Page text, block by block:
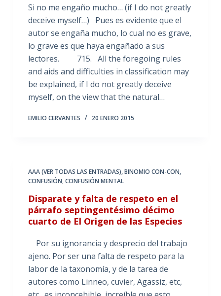
Si no me engaño mucho… (if I do not greatly
deceive myself…) Pues es evidente que el
autor se engaña mucho, lo cual no es grave,
lo grave es que haya engañado a sus
lectores. 715. All the foregoing rules
and aids and difficulties in classification may
be explained, if I do not greatly deceive
myself, on the view that the natural…
EMILIO CERVANTES 20 ENERO 2015
AAA (VER TODAS LAS ENTRADAS),BINOMIO CON-CON,
CONFUSIÓN,CONFUSIÓN MENTAL
Disparate y falta de respeto en el
párrafo septingentésimo décimo
cuarto de El Origen de las Especies
Por su ignorancia y desprecio del trabajo
ajeno. Por ser una falta de respeto para la
labor de la taxonomía, y de la tarea de
autores como Linneo, cuvier, Agassiz, etc,